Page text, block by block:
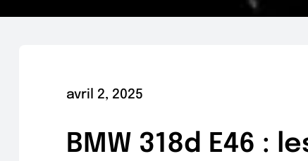
avril 2, 2025
BMW 318d E46 :